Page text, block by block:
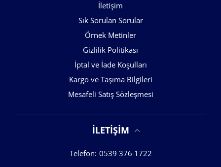
İletişim
Sık Sorulan Sorular
Örnek Metinler
Gizlilik Politikası
İptal ve İade Koşulları
Kargo ve Taşıma Bilgileri
Mesafeli Satış Sözleşmesi
İLETIŞIM
Telefon: 0539 376 1722